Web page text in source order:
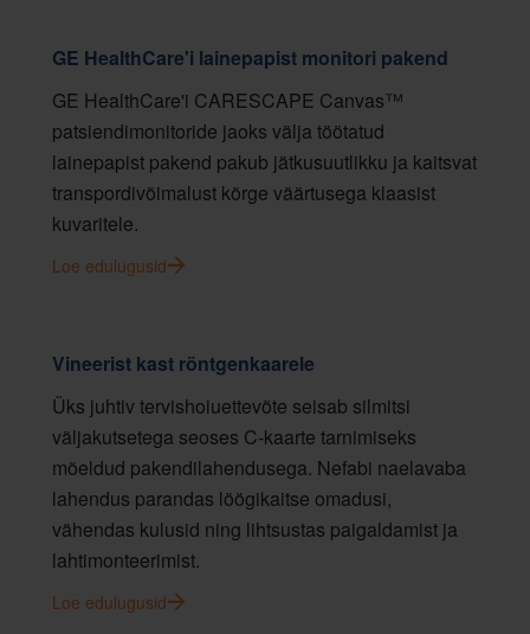
GE HealthCare'i lainepapist monitori pakend
GE HealthCare'i CARESCAPE Canvas™
patsiendimonitoride jaoks välja töötatud
lainepapist pakend pakub jätkusuutlikku ja kaitsvat
transpordivõimalust kõrge väärtusega klaasist
kuvaritele.
Loe edulugusid
Vineerist kast röntgenkaarele
Üks juhtiv tervishoiuettevõte seisab silmitsi
väljakutsetega seoses C-kaarte tarnimiseks
mõeldud pakendilahendusega. Nefabi naelavaba
lahendus parandas löögikaitse omadusi,
vähendas kulusid ning lihtsustas paigaldamist ja
lahtimonteerimist.
Loe edulugusid